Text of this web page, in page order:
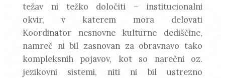
težav ni težko določiti – institucionalni
okvir, v katerem mora delovati
Koordinator nesnovne kulturne dediščine,
namreč ni bil zasnovan za obravnavo tako
kompleksnih pojavov, kot so narečni oz.
jezikovni sistemi, niti ni bil ustrezno